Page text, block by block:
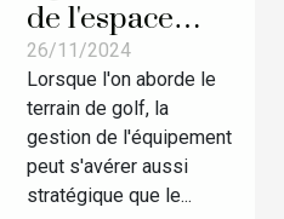
de l'espace
dans votre sac
de golf :
conseils et
astuces
26/11/2024
Lorsque l'on aborde le
terrain de golf, la
gestion de l'équipement
peut s'avérer aussi
stratégique que le...